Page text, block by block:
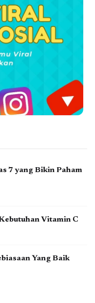
7 yang Bikin Paham
Vitamin C
Yang Baik